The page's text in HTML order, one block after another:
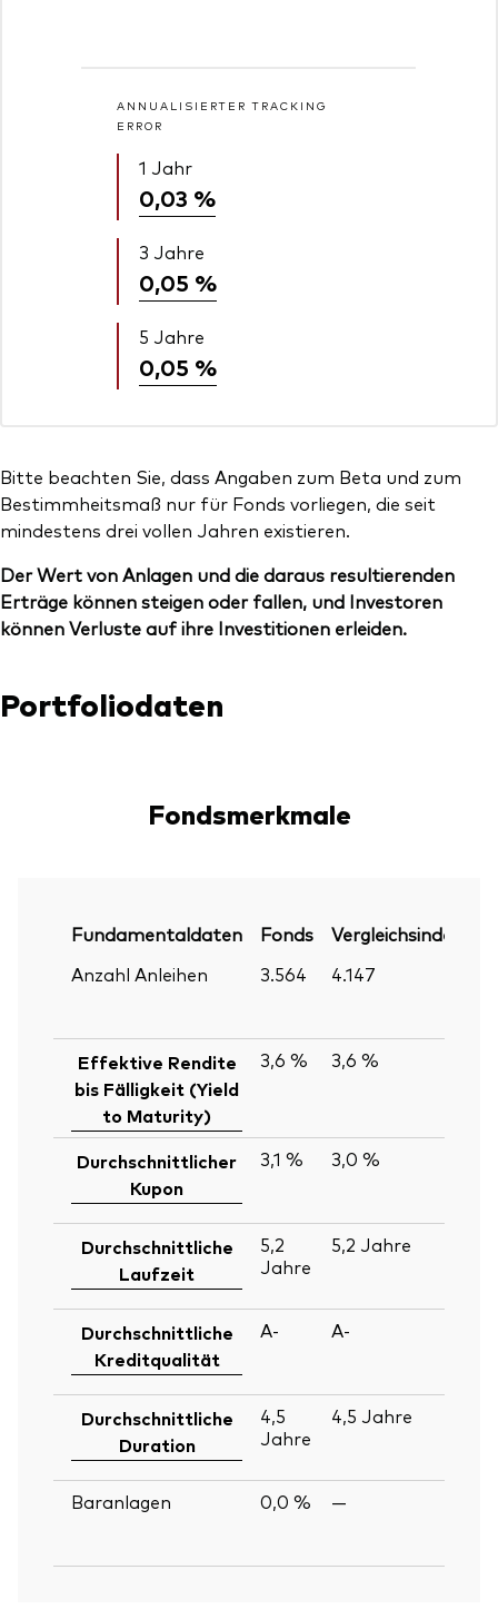
ANNUALISIERTER TRACKING
ERROR
1 Jahr
0,03 %
3 Jahre
0,05 %
5 Jahre
0,05 %
Bitte beachten Sie, dass Angaben zum Beta und zum
Bestimmheitsmaß nur für Fonds vorliegen, die seit
mindestens drei vollen Jahren existieren.
Der Wert von Anlagen und die daraus resultierenden
Erträge können steigen oder fallen, und Investoren
können Verluste auf ihre Investitionen erleiden.
Portfoliodaten
Fondsmerkmale
Fundamentaldaten Fonds Vergleichsindex
Anzahl Anleihen
3.564 4.147
Effektive Rendite
bis Fälligkeit (Yield
to Maturity)
3,6 % 3,6 %
Durchschnittlicher
Kupon
3,1 % 3,0 %
Durchschnittliche
Laufzeit
5,2
Jahre
5,2 Jahre
Durchschnittliche
Kreditqualität
A- A-
Durchschnittliche
Duration
4,5
Jahre
4,5 Jahre
Baranlagen
0,0 % —